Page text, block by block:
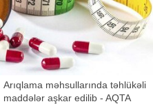
Arıqlama məhsullarında təhlükəli
maddələr aşkar edilib - AQTA